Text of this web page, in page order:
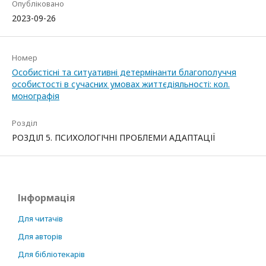
Опубліковано
2023-09-26
Номер
Особистісні та ситуативні детермінанти благополуччя
особистості в сучасних умовах життєдіяльності: кол.
монографія
Розділ
РОЗДІЛ 5. ПСИХОЛОГІЧНІ ПРОБЛЕМИ АДАПТАЦІЇ
Інформація
Для читачів
Для авторів
Для бібліотекарів